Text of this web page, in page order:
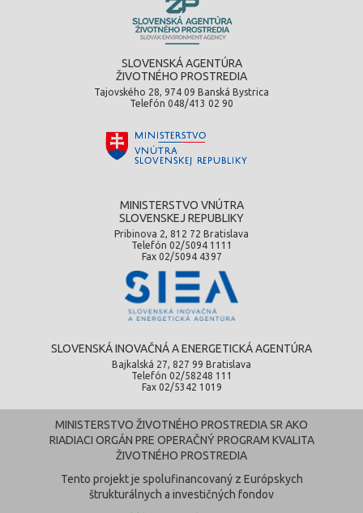
SLOVENSKÁ AGENTÚRA
ŽIVOTNÉHO PROSTREDIA
Tajovského 28, 974 09 Banská Bystrica
Telefón 048/413 02 90
MINISTERSTVO VNÚTRA
SLOVENSKEJ REPUBLIKY
Pribinova 2, 812 72 Bratislava
Telefón 02/5094 1111
Fax 02/5094 4397
SLOVENSKÁ INOVAČNÁ A ENERGETICKÁ AGENTÚRA
Bajkalská 27, 827 99 Bratislava
Telefón 02/58248 111
Fax 02/5342 1019
MINISTERSTVO ŽIVOTNÉHO PROSTREDIA SR AKO
RIADIACI ORGÁN PRE OPERAČNÝ PROGRAM KVALITA
ŽIVOTNÉHO PROSTREDIA
Tento projekt je spolufinancovaný z Európskych
štrukturálnych a investičných fondov